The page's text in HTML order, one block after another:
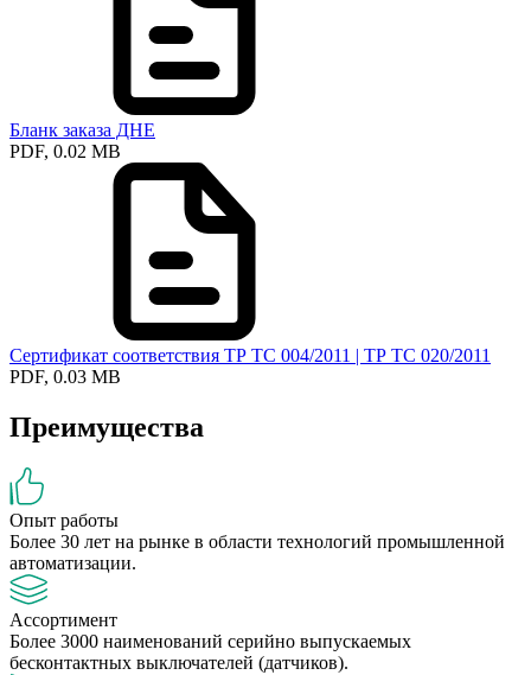
Бланк заказа ДНЕ
PDF, 0.02 MB
Сертификат соответствия ТР ТС 004/2011 | ТР ТС 020/2011
PDF, 0.03 MB
Преимущества
Опыт работы
Более 30 лет на рынке в области технологий промышленной
автоматизации.
Ассортимент
Более 3000 наименований серийно выпускаемых
бесконтактных выключателей (датчиков).